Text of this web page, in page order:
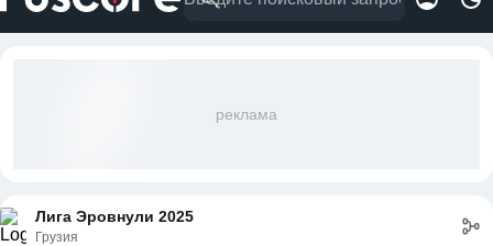
реклама
Лига Эровнули 2025
Грузия